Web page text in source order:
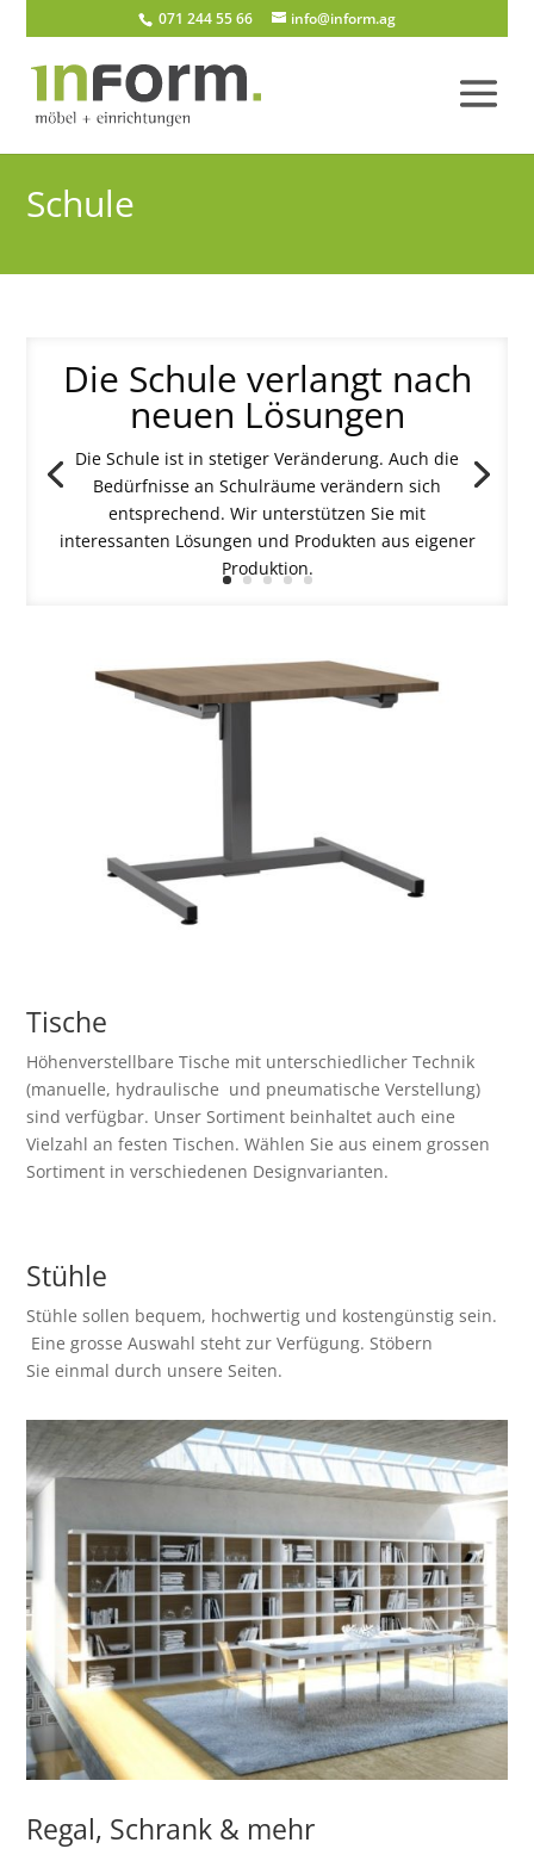
071 244 55 66 info@inform.ag
Schule
Die Schule verlangt nach
neuen Lösungen
Die Schule ist in stetiger Veränderung. Auch die
Bedürfnisse an Schulräume verändern sich
entsprechend. Wir unterstützen Sie mit
interessanten Lösungen und Produkten aus eigener
Produktion.
Tische
Höhenverstellbare Tische mit unterschiedlicher Technik
(manuelle, hydraulische und pneumatische Verstellung)
sind verfügbar. Unser Sortiment beinhaltet auch eine
Vielzahl an festen Tischen. Wählen Sie aus einem grossen
Sortiment in verschiedenen Designvarianten.
Stühle
Stühle sollen bequem, hochwertig und kostengünstig sein.
Eine grosse Auswahl steht zur Verfügung. Stöbern
Sie einmal durch unsere Seiten.
Regal, Schrank & mehr